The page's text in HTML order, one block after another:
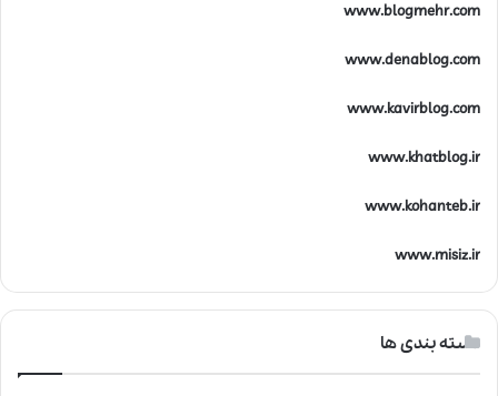
www.blogmehr.com
www.denablog.com
www.kavirblog.com
www.khatblog.ir
www.kohanteb.ir
www.misiz.ir
دسته بندی ها